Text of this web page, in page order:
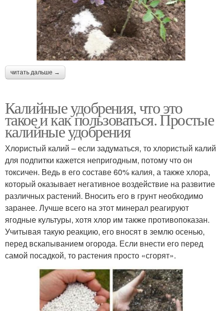
читать дальше →
Калийные удобрения, что это
такое и как пользоваться. Простые
калийные удобрения
Хлористый калий – если задуматься, то хлористый калий
для подпитки кажется непригодным, потому что он
токсичен. Ведь в его составе 60% калия, а также хлора,
который оказывает негативное воздействие на развитие
различных растений. Вносить его в грунт необходимо
заранее. Лучше всего на этот минерал реагируют
ягодные культуры, хотя хлор им также противопоказан.
Учитывая такую реакцию, его вносят в землю осенью,
перед вскапыванием огорода. Если внести его перед
самой посадкой, то растения просто «сгорят».